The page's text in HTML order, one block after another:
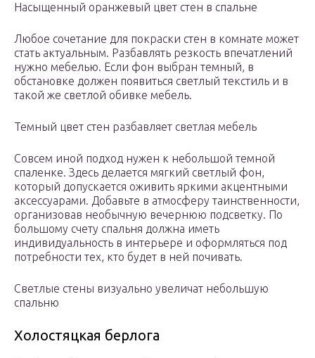
Насыщенный оранжевый цвет стен в спальне
Любое сочетание для покраски стен в комнате может
стать актуальным. Разбавлять резкость впечатлений
нужно мебелью. Если фон выбран темный, в
обстановке должен появиться светлый текстиль и в
такой же светлой обивке мебель.
Темный цвет стен разбавляет светлая мебель
Совсем иной подход нужен к небольшой темной
спаленке. Здесь делается мягкий светлый фон,
который допускается оживить яркими акцентными
аксессуарами. Добавьте в атмосферу таинственности,
организовав необычную вечернюю подсветку. По
большому счету спальня должна иметь
индивидуальность в интерьере и оформляться под
потребности тех, кто будет в ней почивать.
Светлые стены визуально увеличат небольшую
спальню
Холостяцкая берлога